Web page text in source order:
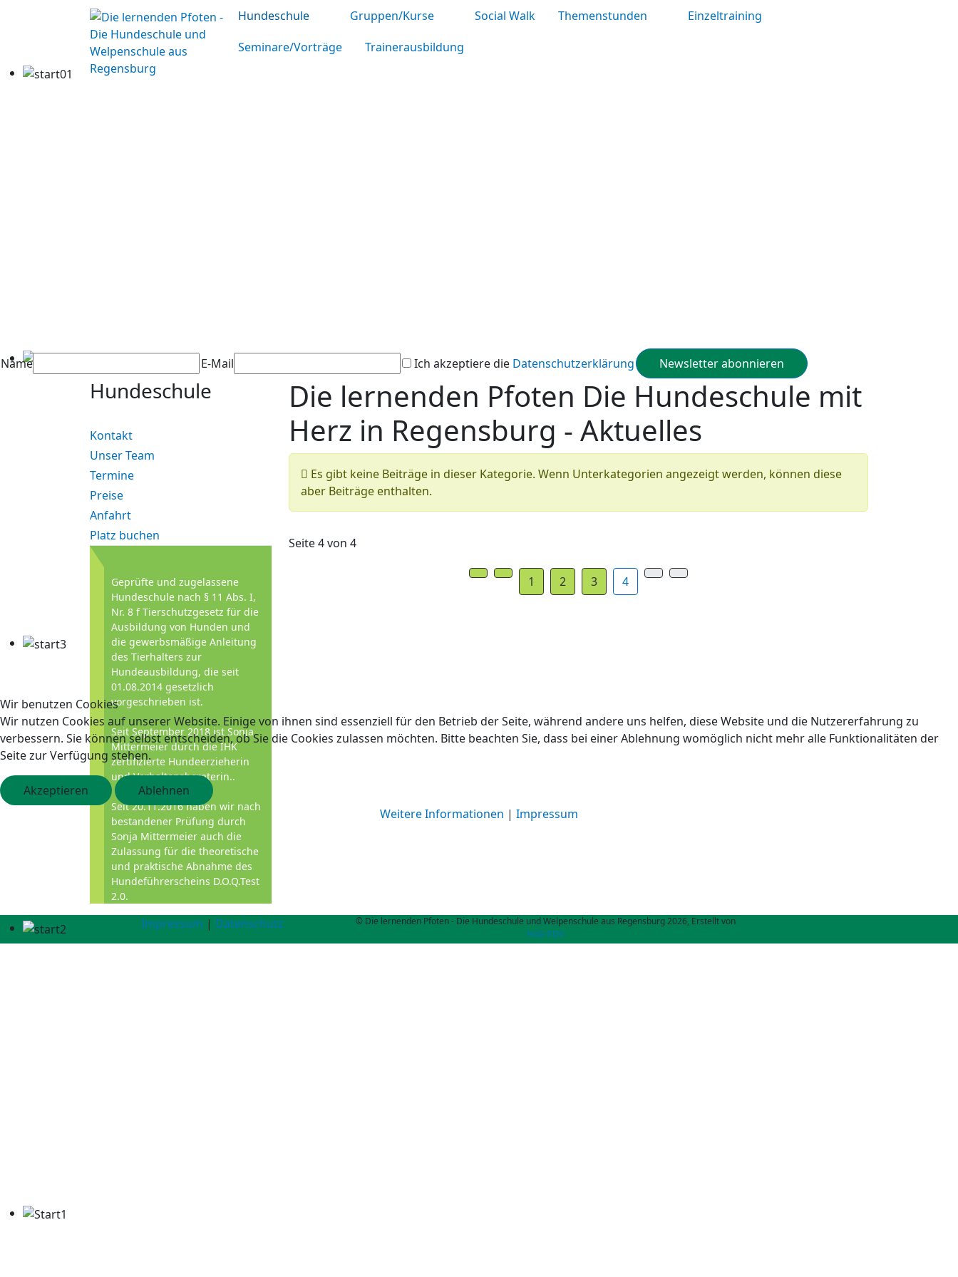
Hundeschule Gruppen/Kurse Social Walk Themenstunden
Einzeltraining
Seminare/Vorträge
Trainerausbildung
Name E-Mail Ich akzeptiere die Datenschutzerklärung Newsletter abonnieren
Hundeschule
Kontakt
Unser Team
Termine
Preise
Anfahrt
Platz buchen
Geprüfte und zugelassene
Hundeschule nach § 11 Abs. I,
Nr. 8 f Tierschutzgesetz für die
Ausbildung von Hunden und
die gewerbsmäßige Anleitung
des Tierhalters zur
Hundeausbildung, die seit
01.08.2014 gesetzlich
vorgeschrieben ist.
Seit September 2018 ist Sonja
Mittermeier durch die IHK
zertifizierte Hundeerzieherin
und Verhaltensberaterin..
Seit 20.11.2016 haben wir nach
bestandener Prüfung durch
Sonja Mittermeier auch die
Zulassung für die theoretische
und praktische Abnahme des
Hundeführerscheins D.O.Q.Test
2.0.
Die lernenden Pfoten Die Hundeschule mit
Herz in Regensburg - Aktuelles
Information
Es gibt keine Beiträge in dieser Kategorie. Wenn Unterkategorien angezeigt werden, können diese
aber Beiträge enthalten.
Seite 4 von 4
1 2 3 4
Impressum | Datenschutz
© Die lernenden Pfoten - Die Hundeschule und Welpenschule aus Regensburg 2026, Erstellt von
HoG-EDV
Wir benutzen Cookies
Wir nutzen Cookies auf unserer Website. Einige von ihnen sind essenziell für den Betrieb der Seite, während andere uns helfen, diese Website und die Nutzererfahrung zu
verbessern. Sie können selbst entscheiden, ob Sie die Cookies zulassen möchten. Bitte beachten Sie, dass bei einer Ablehnung womöglich nicht mehr alle Funktionalitäten der
Seite zur Verfügung stehen.
Akzeptieren
Ablehnen
Weitere Informationen | Impressum